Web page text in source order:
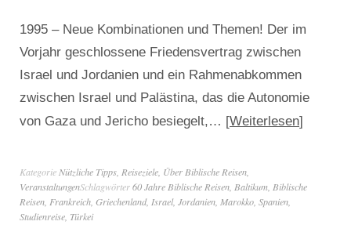
1995 – Neue Kombinationen und Themen! Der im
Vorjahr geschlossene Friedensvertrag zwischen
Israel und Jordanien und ein Rahmenabkommen
zwischen Israel und Palästina, das die Autonomie
von Gaza und Jericho besiegelt,…
Weiterlesen
Kategorie Nützliche Tipps Reiseziele Über Biblische Reisen
VeranstaltungenSchlagwörter60 Jahre Biblische Reisen Baltikum Biblische
Reisen Frankreich Griechenland, Israel, Jordanien Marokko Spanien
Studienreise Türkei